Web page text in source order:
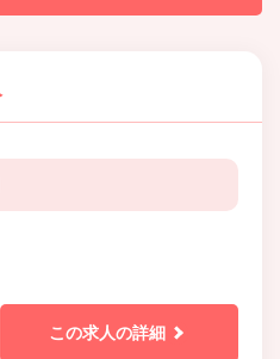
この求人の詳細